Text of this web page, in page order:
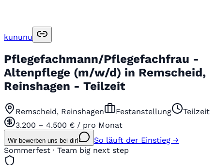
kununu
Pflegefachmann/Pflegefachfrau -
Altenpflege (m/w/d) in Remscheid,
Reinshagen - Teilzeit
Remscheid, Reinshagen Festanstellung
Teilzeit
3.200 – 4.500 € / pro Monat
Wir bewerben uns bei dir!
So läuft der Einstieg →
Sommerfest · Team big next step